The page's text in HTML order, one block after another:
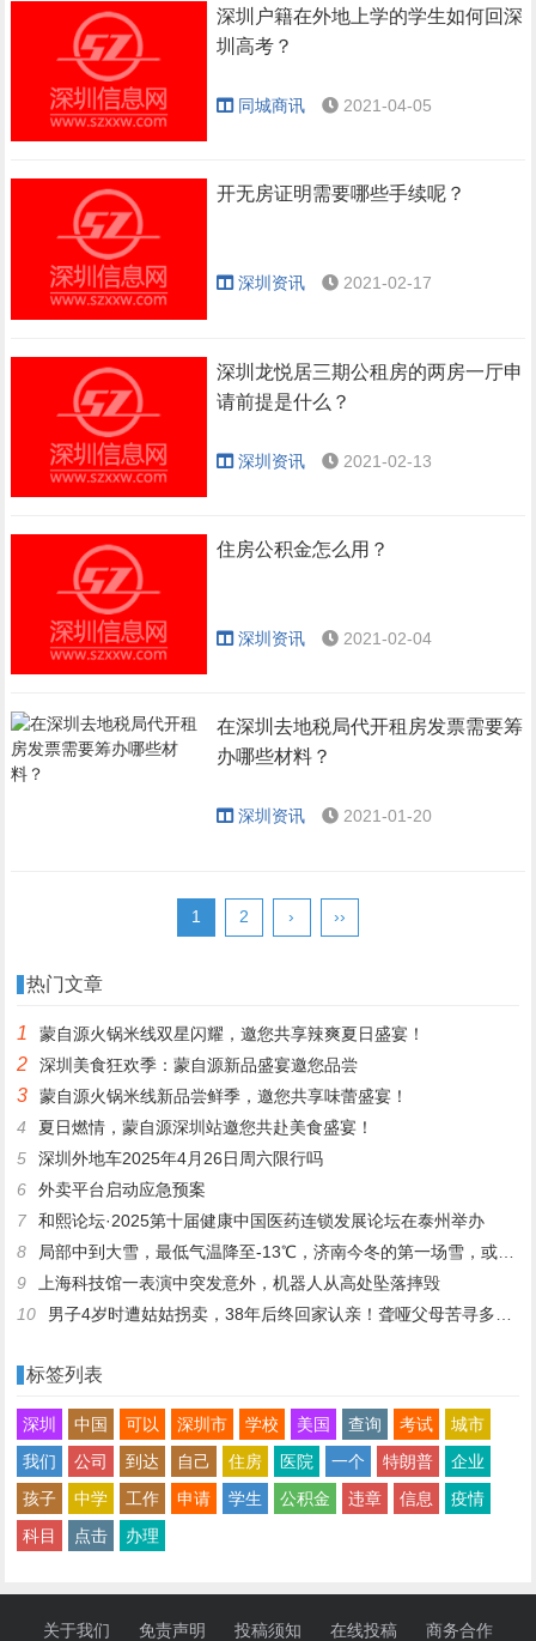
深圳户籍在外地上学的学生如何回深
圳高考？
同城商讯 2021-04-05
开无房证明需要哪些手续呢？
深圳资讯 2021-02-17
深圳龙悦居三期公租房的两房一厅申
请前提是什么？
深圳资讯 2021-02-13
住房公积金怎么用？
深圳资讯 2021-02-04
在深圳去地税局代开租房发票需要筹
办哪些材料？
深圳资讯 2021-01-20
1 2 › ››
热门文章
1 蒙自源火锅米线双星闪耀，邀您共享辣爽夏日盛宴！
2 深圳美食狂欢季：蒙自源新品盛宴邀您品尝
3
蒙自源火锅米线新品尝鲜季，邀您共享味蕾盛宴！
4
夏日燃情，蒙自源深圳站邀您共赴美食盛宴！
5
深圳外地车2025年4月26日周六限行吗
6
外卖平台启动应急预案
7
和熙论坛·2025第十届健康中国医药连锁发展论坛在泰州举办
8
局部中到大雪，最低气温降至-13℃，济南今冬的第一场雪，或跟去年同一时间！
9
上海科技馆一表演中突发意外，机器人从高处坠落摔毁
10
男子4岁时遭姑姑拐卖，38年后终回家认亲！聋哑父母苦寻多年，母亲已抱憾离世丨红星寻人
标签列表
深圳 中国 可以 深圳市 学校 美国 查询 考试
城市
我们
公司 到达 自己 住房 医院 一个 特朗普
企业
孩子
中学 工作 申请 学生 公积金 违章 信息
疫情
科目
点击 办理
关于我们 免责声明 投稿须知 在线投稿 商务合作